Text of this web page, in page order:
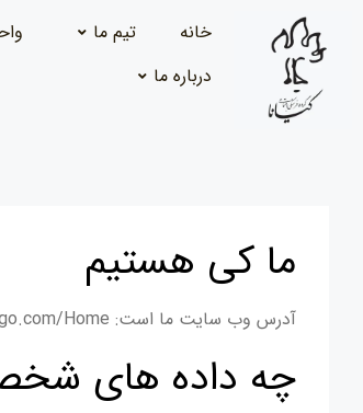
خانه تیم ما
درباره ما
ما کی هستیم
آدرس وب سایت ما است: https://kiyanango.com/Home
چه داده های